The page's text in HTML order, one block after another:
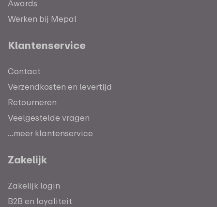
Awards
Werken bij Mepal
Klantenservice
Contact
Verzendkosten en levertijd
Retourneren
Veelgestelde vragen
...meer klantenservice
Zakelijk
Zakelijk login
B2B en loyaliteit